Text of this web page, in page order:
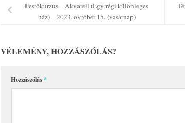
Festőkurzus – Akvarell (Egy régi különleges
ház) – 2023. október 15. (vasárnap)
VÉLEMÉNY, HOZZÁSZÓLÁS?
Hozzászólás*